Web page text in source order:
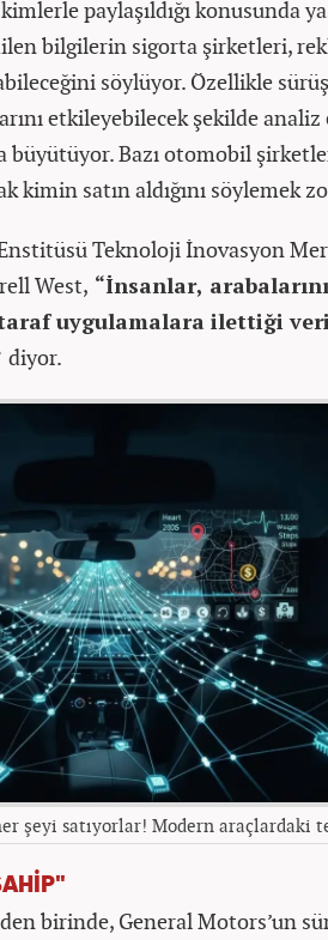
paylaşıldığı konusunda
bilgilerin sigorta şirketleri,
söylüyor. Özellikle
etkileyebilecek şekilde
büyütüyor. Bazı otomobil
kimin satın aldığını söylemek
Teknoloji İnovasyon
West, “İnsanlar,
uygulamalara ilettiği
diyor.
şeyi satıyorlar! Modern araçlardaki
birinde, General Motors’un